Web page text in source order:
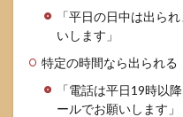
「平日の日中は出ら
いします」
特定の時間なら出られる
「電話は平日19時以
ールでお願いします」